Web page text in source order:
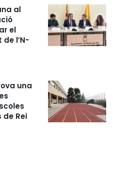
al
el
l’N-
una
de Rei